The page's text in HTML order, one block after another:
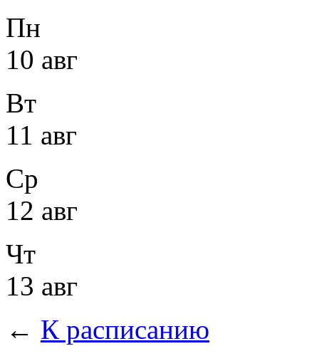
Пн
10 авг
Вт
11 авг
Ср
12 авг
Чт
13 авг
← К расписанию